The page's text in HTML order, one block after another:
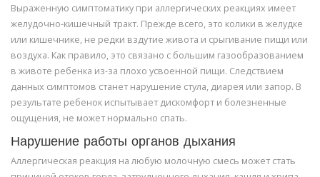
Выраженную симптоматику при аллергических реакциях имеет
желудочно-кишечный тракт. Прежде всего, это колики в желудке
или кишечнике, не редки вздутие живота и срыгивание пищи или
воздуха. Как правило, это связано с большим газообразованием
в животе ребенка из-за плохо усвоенной пищи. Следствием
данных симптомов станет нарушение стула, диарея или запор. В
результате ребенок испытывает дискомфорт и болезненные
ощущения, не может нормально спать.
Нарушение работы органов дыхания
Аллергическая реакция на любую молочную смесь может стать